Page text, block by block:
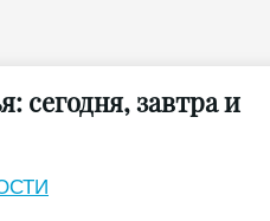
сегодня, завтра и